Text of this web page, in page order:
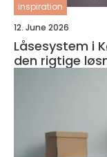
inspiration
12. June 2026
Låsesystem i
den rigtige